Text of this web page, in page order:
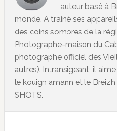
auteur basé à
monde. A trainé ses
des coins sombres de la
Photographe-maison du
photographe officiel des
autres). Intransigeant, il
le kouign amann et le
SHOTS.